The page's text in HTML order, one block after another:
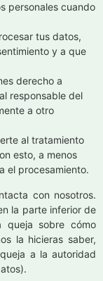
personales cuando
tus datos,
y a que
derecho a
responsable del
a otro
al tratamiento
esto, a menos
el procesamiento.
con nosotros.
la parte inferior de
queja sobre cómo
la hicieras saber,
a la autoridad